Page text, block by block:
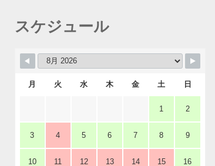
スケジュール
月 火 水 木 金 土 日
1 2
3 4 5 6 7 8 9
10 11 12 13 14 15 16